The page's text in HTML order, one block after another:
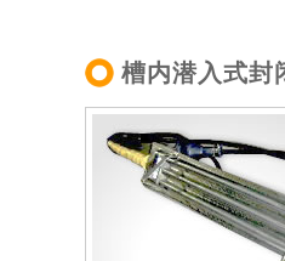
槽内潜入式封